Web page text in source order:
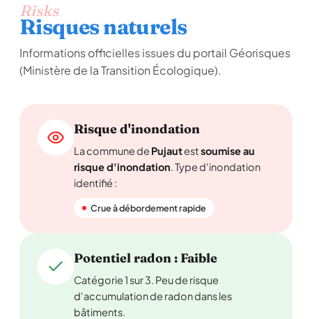
Risks
Risques naturels
Informations officielles issues du portail Géorisques
(Ministère de la Transition Écologique).
Risque d'inondation
La commune de Pujautestsoumise au
risque d'inondation. Type d'inondation
identifié :
Crue à débordement rapide
Potentiel radon : Faible
Catégorie 1 sur 3. Peu de risque
d'accumulation de radon dans les
bâtiments.